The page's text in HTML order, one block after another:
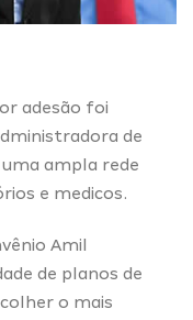
adesão foi
de
ampla rede
e medicos.
Amil
de planos de
o mais